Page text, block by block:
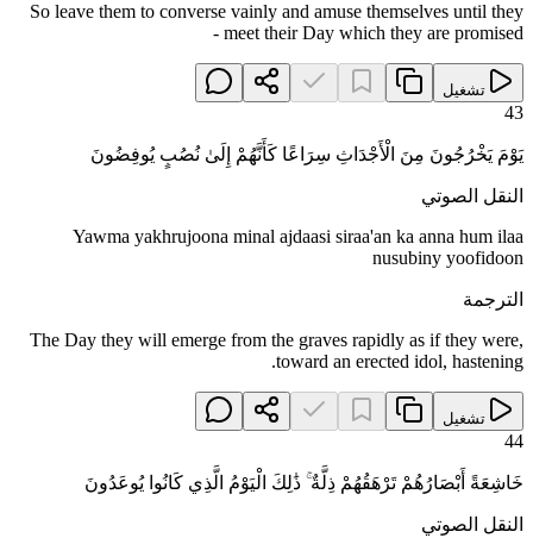
So leave them to converse vainly and amuse themselves until they
meet their Day which they are promised -
تشغيل
43
يَوْمَ يَخْرُجُونَ مِنَ الْأَجْدَاثِ سِرَاعًا كَأَنَّهُمْ إِلَىٰ نُصُبٍ يُوفِضُونَ
النقل الصوتي
Yawma yakhrujoona minal ajdaasi siraa'an ka anna hum ilaa
nusubiny yoofidoon
الترجمة
The Day they will emerge from the graves rapidly as if they were,
toward an erected idol, hastening.
تشغيل
44
خَاشِعَةً أَبْصَارُهُمْ تَرْهَقُهُمْ ذِلَّةٌ ۚ ذَٰلِكَ الْيَوْمُ الَّذِي كَانُوا يُوعَدُونَ
النقل الصوتي